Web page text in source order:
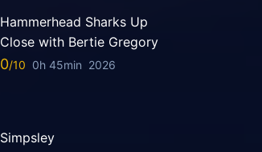
Hammerhead Sharks Up
Close with Bertie Gregory
0 0h 45min 2026
Simpsley